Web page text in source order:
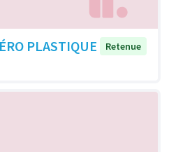
PLASTIQUE
Retenue